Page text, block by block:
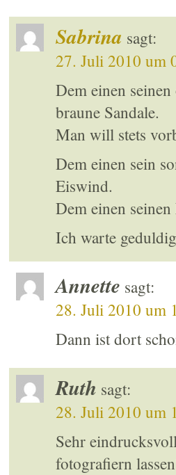
Sabrina sagt:
27. Juli 2010 um
Dem einen
braune Sandale.
Man will stets
Dem einen sein
Eiswind.
Dem einen
Ich warte
Annette sagt:
28. Juli 2010 um
Dann ist dort
Ruth sagt:
28. Juli 2010 um
Sehr
fotografiern